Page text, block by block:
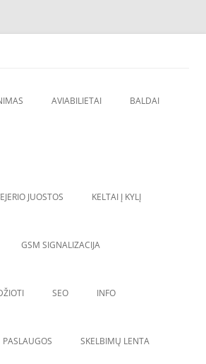
AVIABILIETAI BALDAI
JUOSTOS KELTAI Į KYLĮ
GSM SIGNALIZACIJA
SEO INFO
PASLAUGOS SKELBIMŲ LENTA